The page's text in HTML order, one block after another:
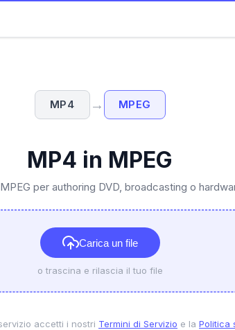
MP4 → MPEG
MP4 in MPEG
per authoring DVD, broadcasting o
Carica un file
o trascina e rilascia il tuo file
accetti i nostri Termini di Servizio e la Politica